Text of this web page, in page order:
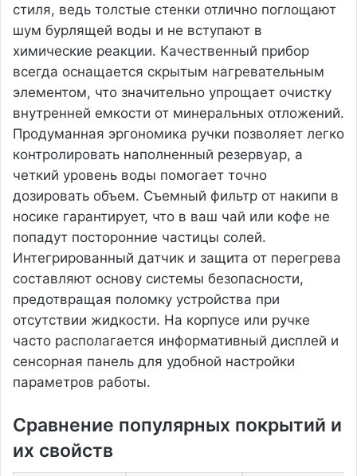
стиля, ведь толстые стенки отлично поглощают
шум бурлящей воды и не вступают в
химические реакции. Качественный прибор
всегда оснащается скрытым нагревательным
элементом, что значительно упрощает очистку
внутренней емкости от минеральных отложений.
Продуманная эргономика ручки позволяет легко
контролировать наполненный резервуар, а
четкий уровень воды помогает точно
дозировать объем. Съемный фильтр от накипи в
носике гарантирует, что в ваш чай или кофе не
попадут посторонние частицы солей.
Интегрированный датчик и защита от перегрева
составляют основу системы безопасности,
предотвращая поломку устройства при
отсутствии жидкости. На корпусе или ручке
часто располагается информативный дисплей и
сенсорная панель для удобной настройки
параметров работы.
Сравнение популярных покрытий и
их свойств